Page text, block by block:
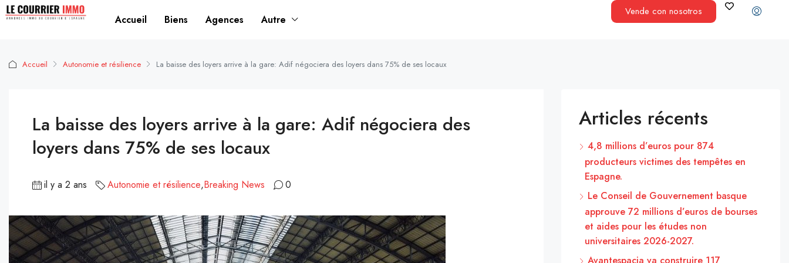
Accueil Biens Agences Autre
Vende con nosotros
Accueil Autonomie et résilience La baisse des loyers arrive à la gare: Adif négociera des loyers dans 75% de ses locaux
La baisse des loyers arrive à la gare: Adif négociera des
loyers dans 75% de ses locaux
il y a 2 ans Autonomie et résilience,Breaking News 0
Articles récents
4,8 millions d’euros pour 874
producteurs victimes des tempêtes en
Espagne.
Le Conseil de Gouvernement basque
approuve 72 millions d’euros de bourses
et aides pour les études non
universitaires 2026-2027.